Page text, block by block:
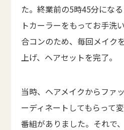
た。終業前の5時45分にな
トカーラーをもってお手洗
合コンのため、毎回メイク
上げ、ヘアセットを完了。
当時、ヘアメイクからファ
ーディネートしてもらって
番組がありました。それで